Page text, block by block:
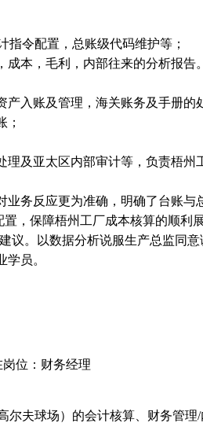
指令配置，总账级代码维护等；
本，毛利，内部往来的分析报
入账及管理，海关账务及手册的
；
及亚太区内部审计等，负责梧州
务反应更为准确，明确了台账与
，保障梧州工厂成本核算的顺利展
。以数据分析说服生产总监同
员。
位：财务经理
夫球场）的会计核算、财务管